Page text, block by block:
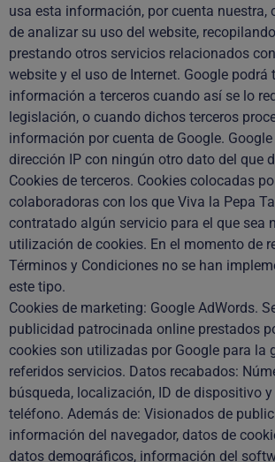
usa esta información, por cuenta nuestra,
de analizar su uso del website,
prestando otros servicios relacionados
website y el uso de Internet. Google
información a terceros cuando así se lo
legislación, o cuando dichos terceros
información por cuenta de Google.
dirección IP con ningún otro dato del que
Cookies de terceros. Cookies colocadas
colaboradoras con los que Viva la Pepa
contratado algún servicio para el que sea
utilización de cookies. En el momento de
Términos y Condiciones no se han
este tipo.
Cookies de marketing: Google AdWords.
publicidad patrocinada online prestados
cookies son utilizadas por Google para la
referidos servicios. Datos recabados:
búsqueda, localización, ID de dispositivo
teléfono. Además de: Visionados de
información del navegador, datos de
datos demográficos, información del